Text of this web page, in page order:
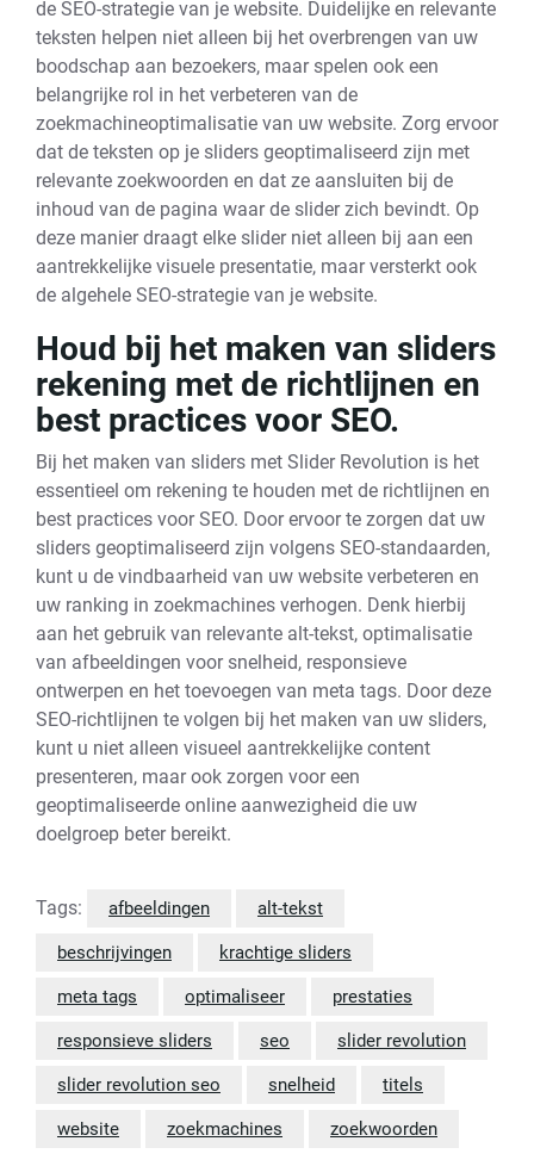
de SEO-strategie van je website. Duidelijke en relevante
teksten helpen niet alleen bij het overbrengen van uw
boodschap aan bezoekers, maar spelen ook een
belangrijke rol in het verbeteren van de
zoekmachineoptimalisatie van uw website. Zorg ervoor
dat de teksten op je sliders geoptimaliseerd zijn met
relevante zoekwoorden en dat ze aansluiten bij de
inhoud van de pagina waar de slider zich bevindt. Op
deze manier draagt elke slider niet alleen bij aan een
aantrekkelijke visuele presentatie, maar versterkt ook
de algehele SEO-strategie van je website.
Houd bij het maken van sliders
rekening met de richtlijnen en
best practices voor SEO.
Bij het maken van sliders met Slider Revolution is het
essentieel om rekening te houden met de richtlijnen en
best practices voor SEO. Door ervoor te zorgen dat uw
sliders geoptimaliseerd zijn volgens SEO-standaarden,
kunt u de vindbaarheid van uw website verbeteren en
uw ranking in zoekmachines verhogen. Denk hierbij
aan het gebruik van relevante alt-tekst, optimalisatie
van afbeeldingen voor snelheid, responsieve
ontwerpen en het toevoegen van meta tags. Door deze
SEO-richtlijnen te volgen bij het maken van uw sliders,
kunt u niet alleen visueel aantrekkelijke content
presenteren, maar ook zorgen voor een
geoptimaliseerde online aanwezigheid die uw
doelgroep beter bereikt.
Tags: afbeeldingen alt-tekst
beschrijvingen krachtige sliders
meta tags optimaliseer prestaties
responsieve sliders seo slider revolution
slider revolution seo snelheid titels
website zoekmachines zoekwoorden